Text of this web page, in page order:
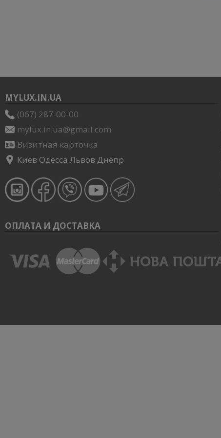
MYLUX.IN.UA
(067) 287-00-00
mylux.in.ua@gmail.com
Визитная карточка
Киев Одесса Львов Днепр
ОПЛАТА И ДОСТАВКА